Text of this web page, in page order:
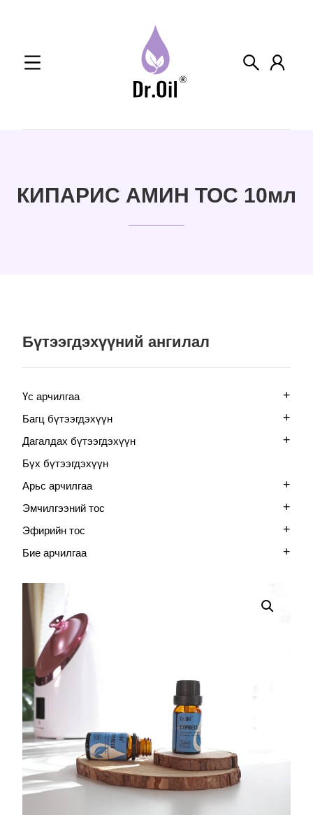
КИПАРИС АМИН ТОС 10мл
Бүтээгдэхүүний ангилал
Үс арчилгаа +
Багц бүтээгдэхүүн +
Дагалдах бүтээгдэхүүн +
Бүх бүтээгдэхүүн
Арьс арчилгаа
+
Эмчилгээний тос +
Эфирийн тос +
Бие арчилгаа +